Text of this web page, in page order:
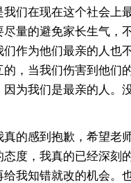
们在现在这个社会上
尽量的避免家长生气，
作为他们最亲的人也
，当我们伤害到他们
为我们是最亲的人。
的感到抱歉，希望老
度，我真的已经深刻
我知错就改的机会。